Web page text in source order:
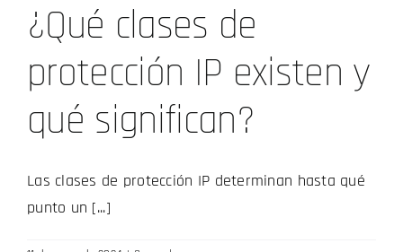
¿Qué clases de
protección IP existen y
qué significan?
Las clases de protección IP determinan hasta qué
punto un [...]